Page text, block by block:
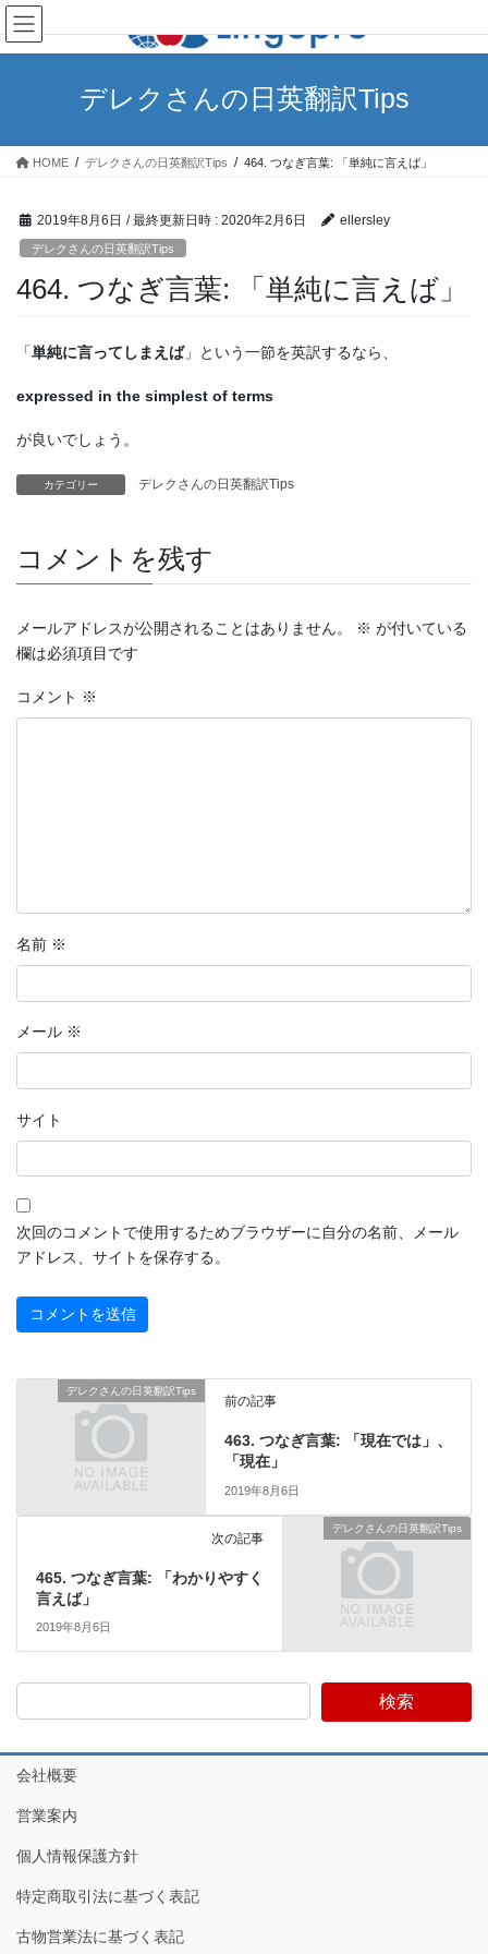
コ
ン
テ
ス
ナ
ビ
ゲ
ン
デレクさんの日英翻訳Tips
HOME デレクさんの日英翻訳Tips 464. つなぎ言葉: 「単純に言えば」
2019年8月6日 / 最終更新日時 : 2020年2月6日 ellersley
デレクさんの日英翻訳Tips
464. つなぎ言葉: 「単純に言えば」
「単純に言ってしまえば」という一節を英訳するなら、
expressed in the simplest of terms
が良いでしょう。
カテゴリー デレクさんの日英翻訳Tips
コメントを残す
メールアドレスが公開されることはありません。 ※ が付いている
欄は必須項目です
コメント ※
名前 ※
メール ※
サイト
次回のコメントで使用するためブラウザーに自分の名前、メール
アドレス、サイトを保存する。
デレクさんの日英翻訳Tips
前の記事
463. つなぎ言葉: 「現在では」、
「現在」
2019年8月6日
デレクさんの日英翻訳Tips
次の記事
465. つなぎ言葉: 「わかりやすく
言えば」
2019年8月6日
検索
会社概要
営業案内
個人情報保護方針
特定商取引法に基づく表記
古物営業法に基づく表記